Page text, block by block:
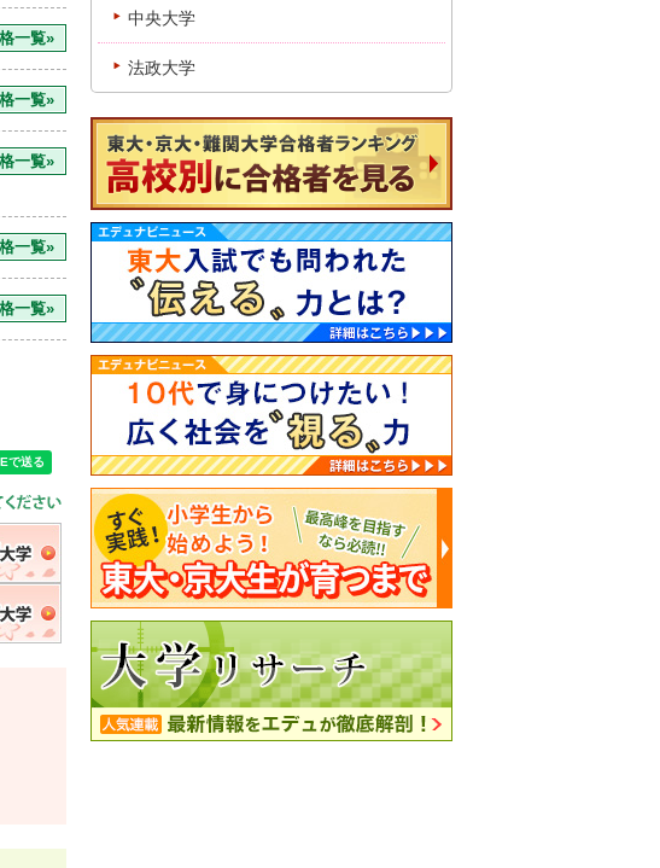
一覧»
一覧»
一覧»
一覧»
一覧»
各大学の高校別合格者ランキング 見たい大学をクリックしてください
大学 上智大学
法政大学
報！2016年 東大・京大・難関大学合格者ランキング 高校別に大学合格者を見る
中央大学
法政大学